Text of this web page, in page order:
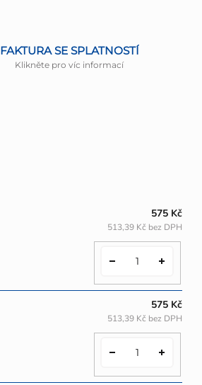
FAKTURA SE SPLATNOSTÍ
Klikněte pro víc informací
575 Kč
513,39 Kč bez DPH
575 Kč
513,39 Kč bez DPH